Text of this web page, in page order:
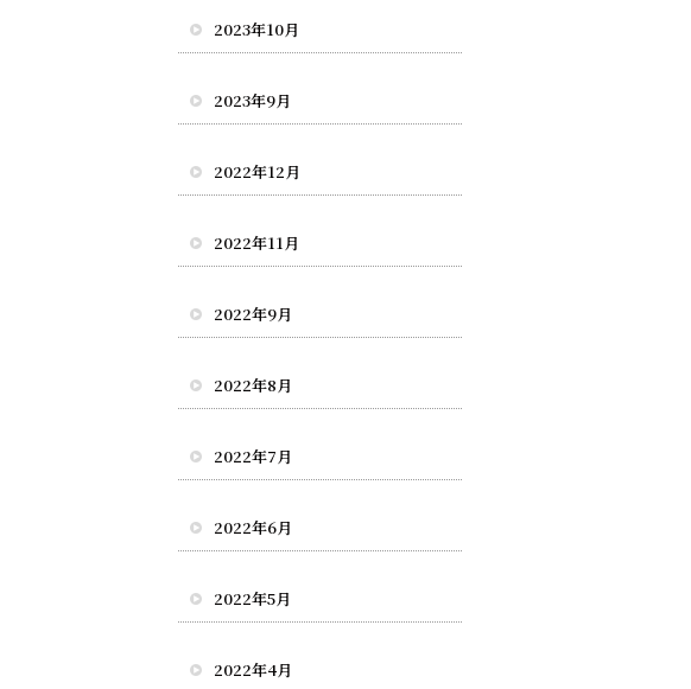
2023年10月
2023年9月
2022年12月
2022年11月
2022年9月
2022年8月
2022年7月
2022年6月
2022年5月
2022年4月